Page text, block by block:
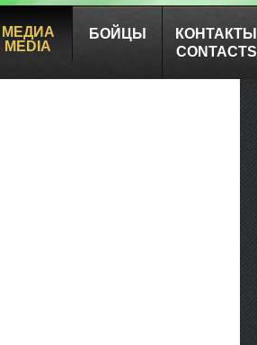
МЕДИА
MEDIA
БОЙЦЫ
КОНТАКТЫ
CONTACTS